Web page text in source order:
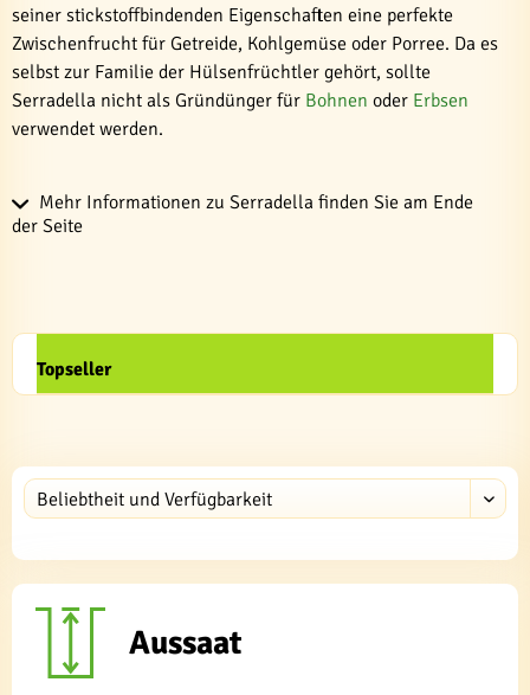
seiner stickstoffbindenden Eigenschaften eine perfekte
Zwischenfrucht für Getreide, Kohlgemüse oder Porree. Da es
selbst zur Familie der Hülsenfrüchtler gehört, sollte
Serradella nicht als Gründünger für Bohnen oder Erbsen
verwendet werden.
Mehr Informationen zu Serradella finden Sie am Ende
der Seite
Topseller
Aussaat